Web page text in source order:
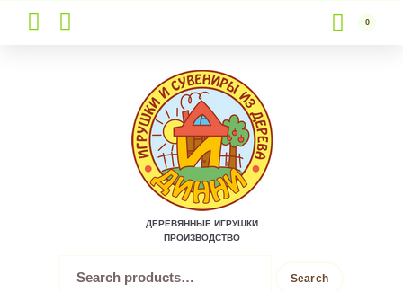
to
content
0
ДЕРЕВЯННЫЕ ИГРУШКИ
ПРОИЗВОДСТВО
for:
Search